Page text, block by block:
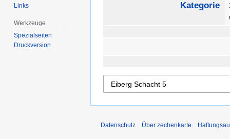
Kategorie
Links
Werkzeuge
Spezialseiten
Druckversion
Datenschutz Über zechenkarte